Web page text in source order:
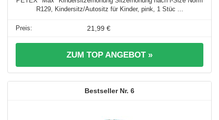
R129, Kindersitz/Autositz für Kinder, pink, 1 Stüc ...
21,99 €
ZUM TOP ANGEBOT »
6